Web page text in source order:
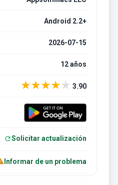
Android 2.2+
2026-07-15
12 años
★★★★★ 3.90
Solicitar actualización
Informar de un problema